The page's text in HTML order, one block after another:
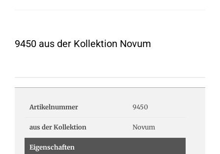
9450 aus der Kollektion Novum
Artikelnummer 9450
aus der Kollektion Novum
Eigenschaften